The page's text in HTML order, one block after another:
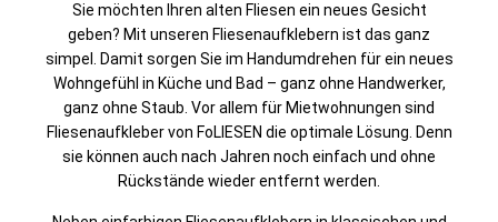
Sie möchten Ihren alten Fliesen ein neues Gesicht
geben? Mit unseren Fliesenaufklebern ist das ganz
simpel. Damit sorgen Sie im Handumdrehen für ein neues
Wohngefühl in Küche und Bad – ganz ohne Handwerker,
ganz ohne Staub. Vor allem für Mietwohnungen sind
Fliesenaufkleber von FoLIESEN die optimale Lösung. Denn
sie können auch nach Jahren noch einfach und ohne
Rückstände wieder entfernt werden.